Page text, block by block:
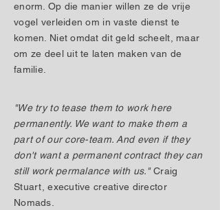
enorm. Op die manier willen ze de vrije
vogel verleiden om in vaste dienst te
komen. Niet omdat dit geld scheelt, maar
om ze deel uit te laten maken van de
familie.
"We try to tease them to work here
permanently. We want to make them a
part of our core-team. And even if they
don't want a permanent contract they can
still work permalance with us."Craig
Stuart, executive creative director
Nomads.